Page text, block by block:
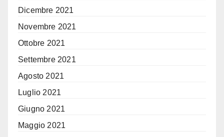
Dicembre 2021
Novembre 2021
Ottobre 2021
Settembre 2021
Agosto 2021
Luglio 2021
Giugno 2021
Maggio 2021